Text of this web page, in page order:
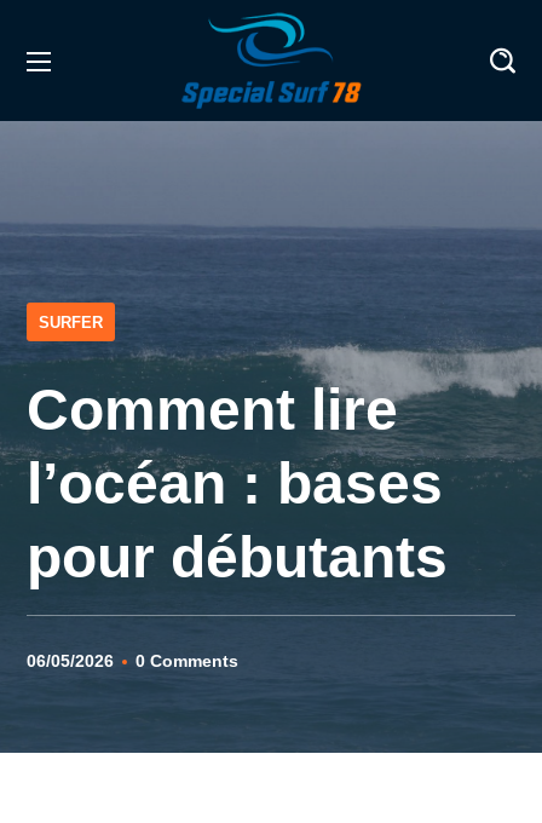
SURFER
Comment lire
l’océan : bases
pour débutants
06/05/2026 0 Comments